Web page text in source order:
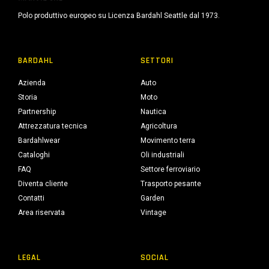
Polo produttivo europeo su Licenza Bardahl Seattle dal 1973.
BARDAHL
Azienda
Storia
Partnership
Attrezzatura tecnica
Bardahlwear
Cataloghi
FAQ
Diventa cliente
Contatti
Area riservata
SETTORI
Auto
Moto
Nautica
Agricoltura
Movimento terra
Oli industriali
Settore ferroviario
Trasporto pesante
Garden
Vintage
LEGAL SOCIAL